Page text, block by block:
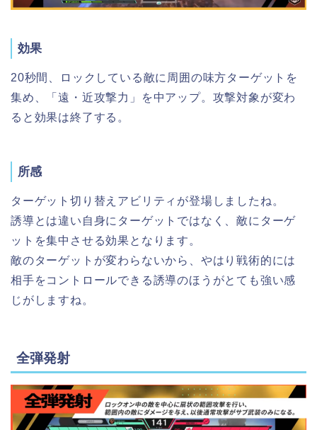
効果
20秒間、ロックしている敵に周囲の味方ターゲットを
集め、「遠・近攻撃力」を中アップ。攻撃対象が変わ
ると効果は終了する。
所感
ターゲット切り替えアビリティが登場しましたね。
誘導とは違い自身にターゲットではなく、敵にターゲ
ットを集中させる効果となります。
敵のターゲットが変わらないから、やはり戦術的には
相手をコントロールできる誘導のほうがとても強い感
じがしますね。
全弾発射